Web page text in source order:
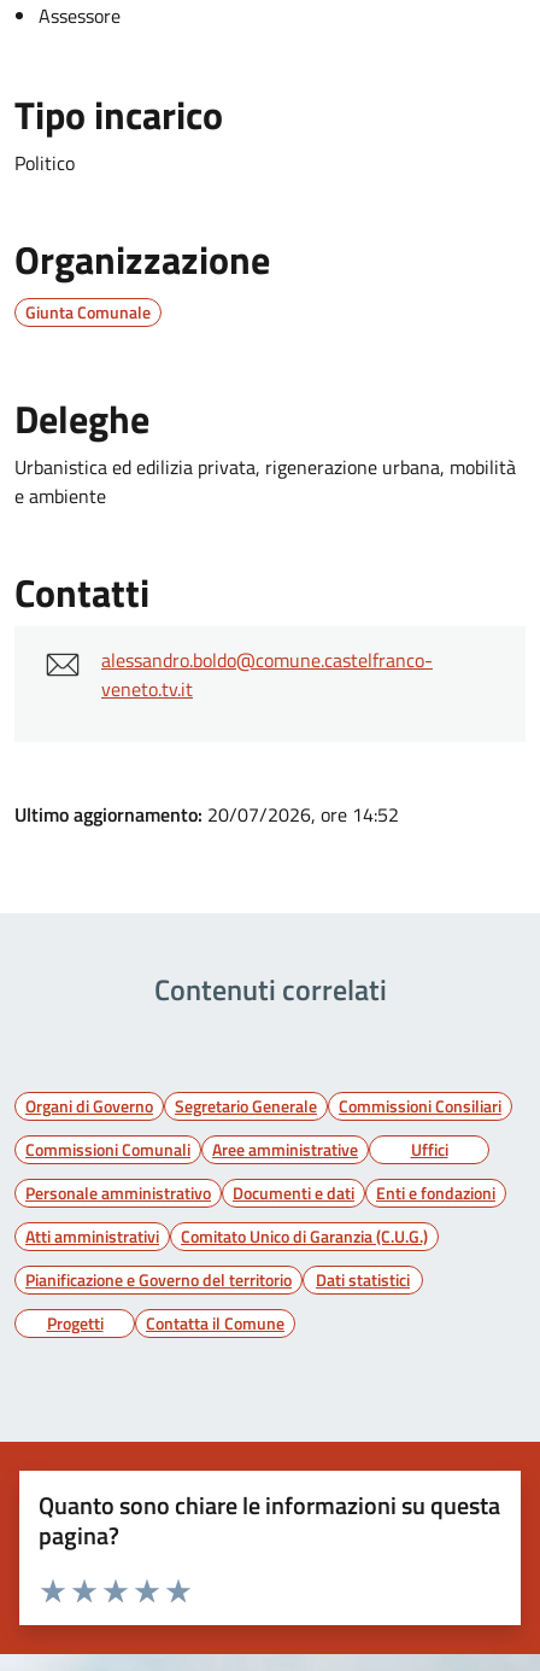
Assessore
Tipo incarico
Politico
Organizzazione
Giunta Comunale
Deleghe
Urbanistica ed edilizia privata, rigenerazione urbana, mobilità
e ambiente
Contatti
alessandro.boldo@comune.castelfranco-
veneto.tv.it
Ultimo aggiornamento: 20/07/2026, ore 14:52
Contenuti correlati
Organi di Governo Segretario Generale
Commissioni Consiliari
Commissioni Comunali
Aree amministrative
Uffici
Personale amministrativo
Documenti e dati
Enti e fondazioni
Atti amministrativi
Comitato Unico di Garanzia (C.U.G.)
Pianificazione e Governo del territorio
Dati statistici
Progetti
Contatta il Comune
Quanto sono chiare le informazioni su questa
pagina?
Valuta 5 stelle su 5
Valuta 4 stelle su 5
Valuta 3 stelle su 5
Valuta 2 stelle su 5
Valuta 1 stelle su 5